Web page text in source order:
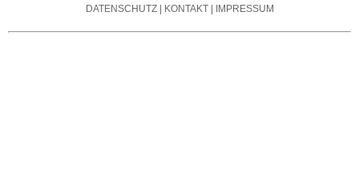
DATENSCHUTZ| KONTAKT| IMPRESSUM